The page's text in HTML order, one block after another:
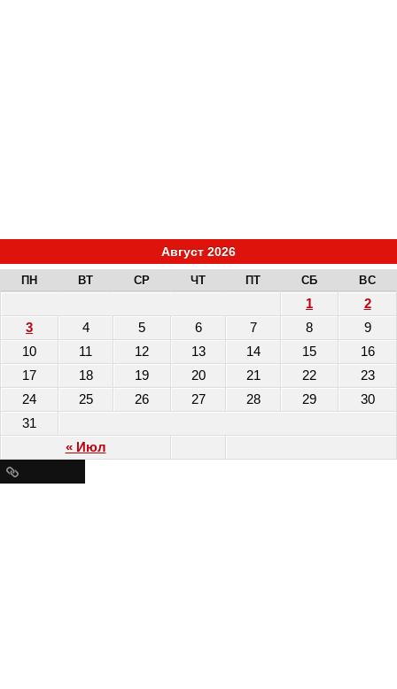
Август 2026
ПН ВТ СР ЧТ ПТ СБ ВС
« Июл
1
2
3
4 5 6 7 8
9
10
11 12 13 14 15
16
17
18 19 20 21 22
23
24
25 26 27 28 29
30
31